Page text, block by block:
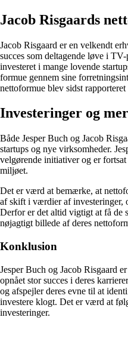
Jacob Risgaards
Jacob Risgaard er en velkendt
succes som deltagende løve i
investeret i mange lovende
formue gennem sine
nettoformue blev sidst
Investeringer og
Både Jesper Buch og Jacob
startups og nye virksomheder.
velgørende initiativer og er
miljøet.
Det er værd at bemærke, at
af skift i værdier af investeringer,
Derfor er det altid vigtigt at få de
nøjagtigt billede af deres
Konklusion
Jesper Buch og Jacob Risgaard
opnået stor succes i deres
og afspejler deres evne til at
investere klogt. Det er værd at
investeringer.